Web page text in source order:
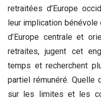
retraitées d’Europe
leur implication
d’Europe centrale et
retraites, jugent cet
temps et recherchent
partiel rémunéré.
sur les limites et les